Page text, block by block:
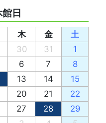
木 金
土
30 31
1
6 7
8
13 14
15
20 21
22
27 28
29